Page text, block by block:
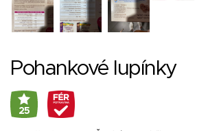
Pohankové lupínky
25